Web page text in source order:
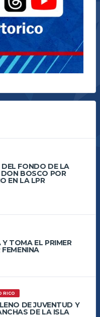
FONDO DE LA
BOSCO POR
EN LA LPR
TOMA EL PRIMER
FEMENINA
RICO
DE JUVENTUD Y
DE LA ISLA